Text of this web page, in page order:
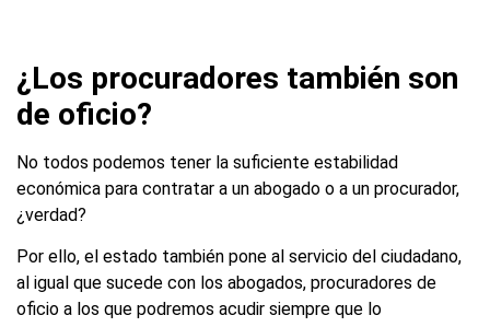
¿Los procuradores también son
de oficio?
No todos podemos tener la suficiente estabilidad
económica para contratar a un abogado o a un procurador,
¿verdad?
Por ello, el estado también pone al servicio del ciudadano,
al igual que sucede con los abogados, procuradores de
oficio a los que podremos acudir siempre que lo